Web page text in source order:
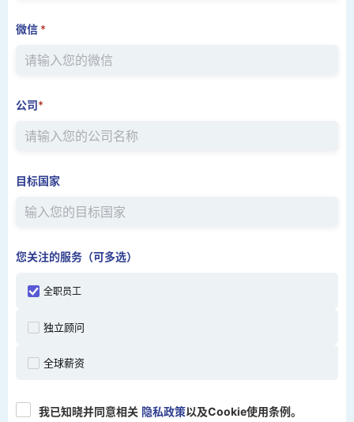
微信 *
公司*
目标国家
您关注的服务（可多选）
全职员工
独立顾问
全球薪资
我已知晓并同意相关 隐私政策以及Cookie使用条例。